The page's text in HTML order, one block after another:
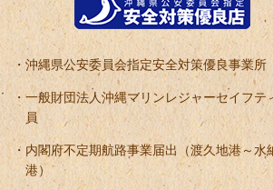
沖縄県公安委員会指定安全対策優良事業所
一般財団法人沖縄マリンレジャーセイフテ
員
内閣府不定期航路事業届出（渡久地港～水
港）